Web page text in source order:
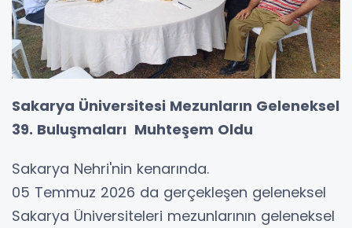
Sakarya Üniversitesi Mezunların Geleneksel
39. Buluşmaları Muhteşem Oldu
Sakarya Nehri'nin kenarında.
05 Temmuz 2026 da gerçekleşen geleneksel
Sakarya Üniversiteleri mezunlarının geleneksel